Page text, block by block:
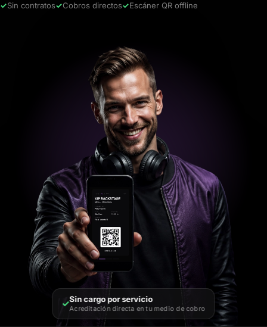
✓Sin contratos✓Cobros directos✓Escáner QR offline
✓Sin cargo por servicio
Acreditación directa en tu medio de cobro